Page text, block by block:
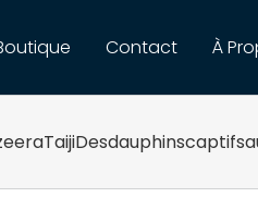
Contact À